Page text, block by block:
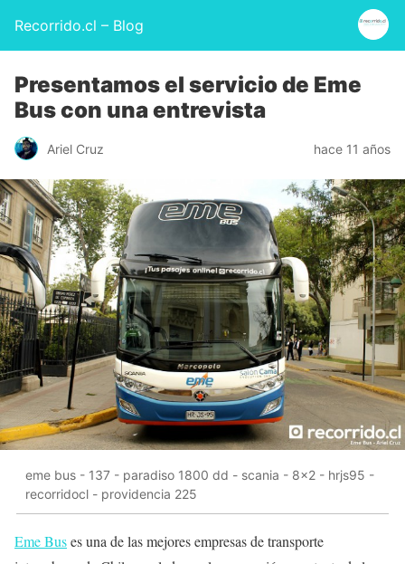
Recorrido.cl – Blog
Presentamos el servicio de Eme
Bus con una entrevista
Ariel Cruz hace 11 años
eme bus - 137 - paradiso 1800 dd - scania - 8x2 - hrjs95 -
recorridocl - providencia 225
Eme Buses una de las mejores empresas de transporte